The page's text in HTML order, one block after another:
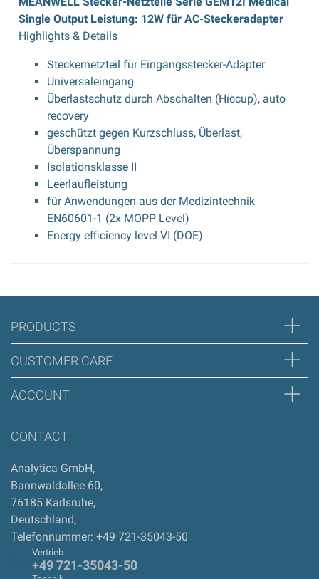
Single Output Leistung: 12W für AC-Steckeradapter
Highlights & Details
Steckernetzteil für Eingangsstecker-Adapter
Universaleingang
Überlastschutz durch Abschalten (Hiccup), auto
recovery
geschützt gegen Kurzschluss, Überlast,
Überspannung
Isolationsklasse II
Leerlaufleistung
für Anwendungen aus der Medizintechnik
EN60601-1 (2x MOPP Level)
Energy efficiency level VI (DOE)
Zur Zeit gibt es keine Produktrezensionen. Sei der erste, der
Bewertung schreiben
PRODUCTS
CUSTOMER CARE
ACCOUNT
CONTACT
Analytica GmbH,
Bannwaldallee 60,
76185 Karlsruhe,
Deutschland,
Telefonnummer: +49 721-35043-50
Vertrieb
+49 721-35043-50